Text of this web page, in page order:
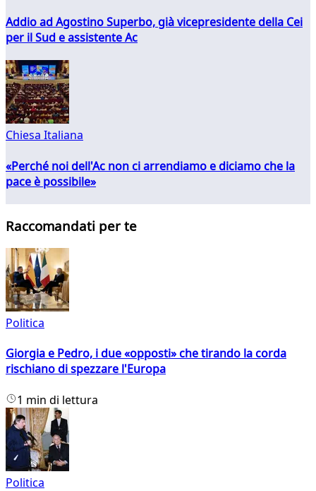
Addio ad Agostino Superbo, già vicepresidente della Cei
per il Sud e assistente Ac
Chiesa Italiana
«Perché noi dell'Ac non ci arrendiamo e diciamo che la
pace è possibile»
Raccomandati per te
Politica
Giorgia e Pedro, i due «opposti» che tirando la corda
rischiano di spezzare l'Europa
1 min di lettura
Politica